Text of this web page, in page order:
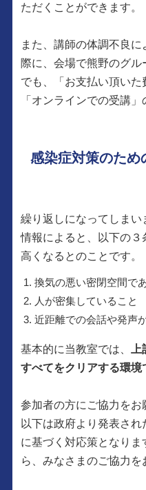
ただくことができます。
また、講師の体調不良
際に、会場で熊野のグ
でも、「お支払い頂い
「オンラインでの受講
感染症対策のため
繰り返しになってしま
情報によると、以下の
高くなるとのことです。
換気の悪い密閉空間で
人が密集していること
近距離での会話や発声
基本的に当教室では、
すべてをクリアする環境
参加者の方にご協力をお
以下は政府より発表さ
に基づく対応策となり
ら、みなさまのご協力を